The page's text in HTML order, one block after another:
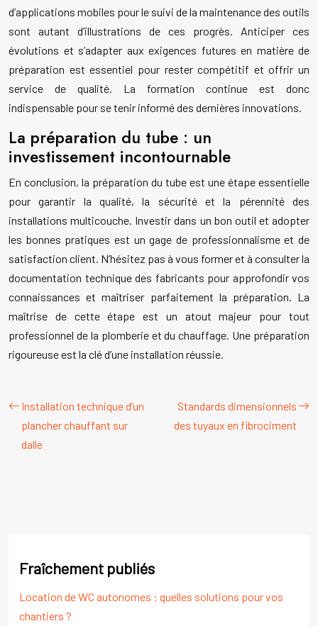
d’applications mobiles pour le suivi de la maintenance des outils
sont autant d’illustrations de ces progrès. Anticiper ces
évolutions et s’adapter aux exigences futures en matière de
préparation est essentiel pour rester compétitif et offrir un
service de qualité. La formation continue est donc
indispensable pour se tenir informé des dernières innovations.
La préparation du tube : un
investissement incontournable
En conclusion, la préparation du tube est une étape essentielle
pour garantir la qualité, la sécurité et la pérennité des
installations multicouche. Investir dans un bon outil et adopter
les bonnes pratiques est un gage de professionnalisme et de
satisfaction client. N’hésitez pas à vous former et à consulter la
documentation technique des fabricants pour approfondir vos
connaissances et maîtriser parfaitement la préparation. La
maîtrise de cette étape est un atout majeur pour tout
professionnel de la plomberie et du chauffage. Une préparation
rigoureuse est la clé d’une installation réussie.
Installation technique d’un
plancher chauffant sur
dalle
Standards dimensionnels
des tuyaux en fibrociment
Fraîchement publiés
Location de WC autonomes : quelles solutions pour vos
chantiers ?